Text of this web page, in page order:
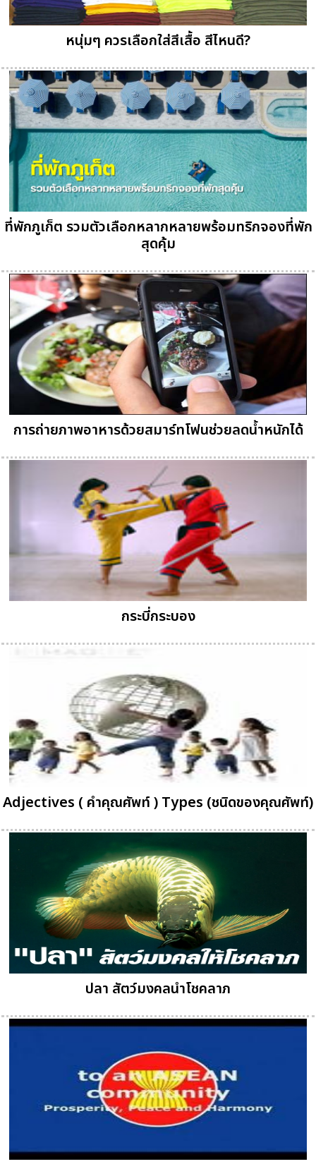
หนุ่มๆ ควรเลือกใส่สีเสื้อ สีไหนดี?
ที่พักภูเก็ต รวมตัวเลือกหลากหลายพร้อมทริกจองที่พัก
สุดคุ้ม
การถ่ายภาพอาหารด้วยสมาร์ทโฟนช่วยลดน้ำหนักได้
กระบี่กระบอง
Adjectives ( คำคุณศัพท์ ) Types (ชนิดของคุณศัพท์)
ปลา สัตว์มงคลนำโชคลาภ